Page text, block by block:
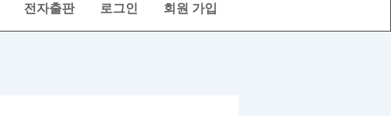
전자출판 로그인 회원 가입